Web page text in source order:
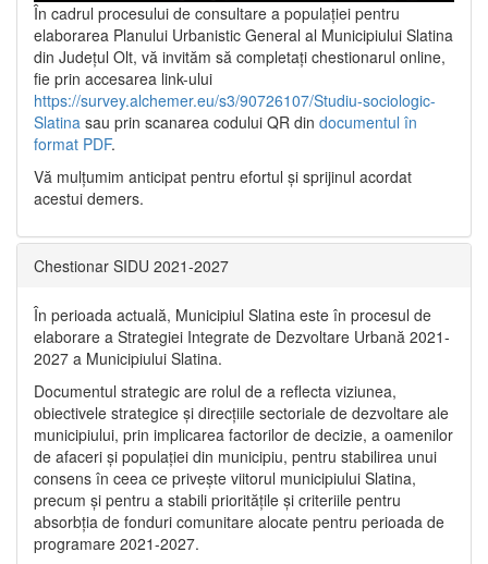
În cadrul procesului de consultare a populaţiei pentru
elaborarea Planului Urbanistic General al Municipiului Slatina
din Județul Olt, vă invităm să completați chestionarul online,
fie prin accesarea link-ului
https://survey.alchemer.eu/s3/90726107/Studiu-sociologic-
Slatina sau prin scanarea codului QR din documentul în
format PDF.
Vă mulţumim anticipat pentru efortul şi sprijinul acordat
acestui demers.
Chestionar SIDU 2021-2027
În perioada actuală, Municipiul Slatina este în procesul de
elaborare a Strategiei Integrate de Dezvoltare Urbană 2021‐
2027 a Municipiului Slatina.
Documentul strategic are rolul de a reflecta viziunea,
obiectivele strategice și direcțiile sectoriale de dezvoltare ale
municipiului, prin implicarea factorilor de decizie, a oamenilor
de afaceri și populației din municipiu, pentru stabilirea unui
consens în ceea ce privește viitorul municipiului Slatina,
precum și pentru a stabili prioritățile și criteriile pentru
absorbția de fonduri comunitare alocate pentru perioada de
programare 2021-2027.